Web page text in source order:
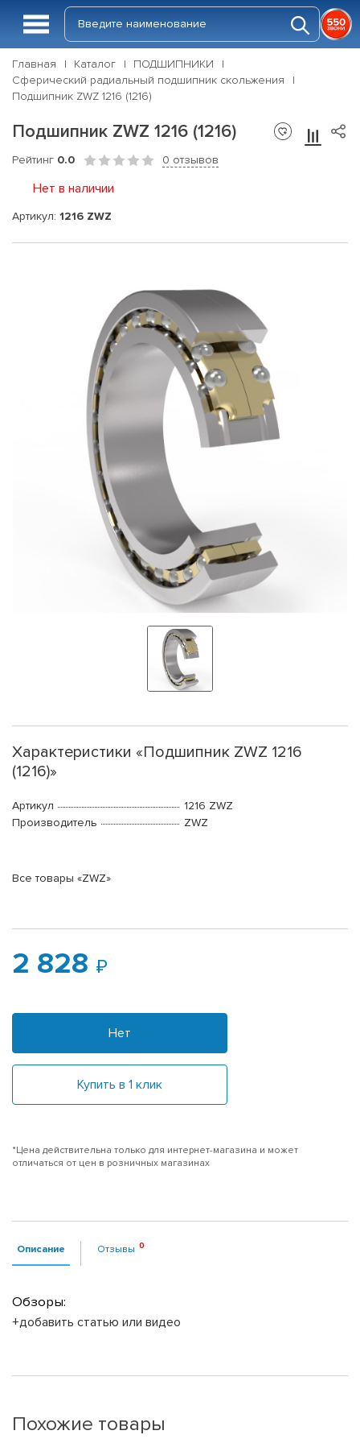
Главная Каталог
ПОДШИПНИКИ
Сферический радиальный подшипник скольжения
Подшипник ZWZ 1216 (1216)
Подшипник ZWZ 1216 (1216)
Рейтинг 0.0 0 отзывов
Нет в наличии
Артикул: 1216 ZWZ
Характеристики «Подшипник ZWZ 1216
(1216)»
Артикул
1216 ZWZ
Производитель
ZWZ
Все товары «ZWZ»
2 828
Нет
Купить в 1 клик
*Цена действительна только для интернет-магазина и может
отличаться от цен в розничных магазинах
Описание Отзывы
Обзоры:
+добавить статью или видео
Похожие товары